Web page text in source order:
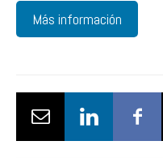
Más información